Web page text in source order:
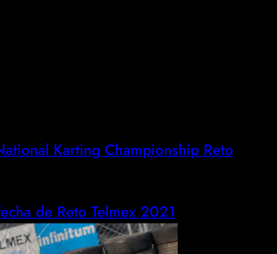
Karting Championship Reto
de Reto Telmex 2021